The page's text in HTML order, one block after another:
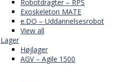
Robotdragter – RPS
Exoskeleton MATE
e.DO – Uddannelsesrobot
View all
Lager
Højlager
AGV – Agile 1500